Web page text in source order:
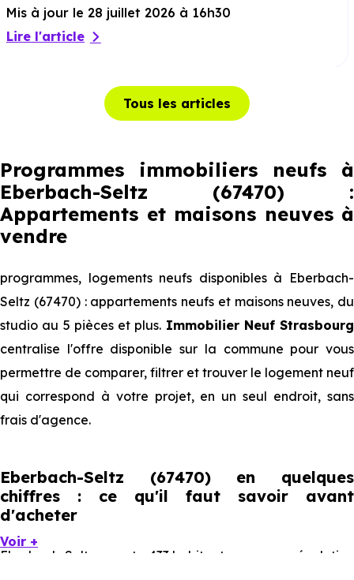
Mis à jour le 28 juillet 2026 à 16h30
Lire l'article
Tous les articles
Programmes immobiliers neufs à
Eberbach-Seltz (67470) :
Appartements et maisons neuves à
vendre
programmes, logements neufs disponibles à Eberbach-
Seltz (67470) : appartements neufs et maisons neuves, du
studio au 5 pièces et plus. Immobilier Neuf Strasbourg
centralise l'offre disponible sur la commune pour vous
permettre de comparer, filtrer et trouver le logement neuf
qui correspond à votre projet, en un seul endroit, sans
frais d'agence.
Eberbach-Seltz (67470) en quelques
chiffres : ce qu'il faut savoir avant
d'acheter
Eberbach-Seltz compte 433 habitants, avec une évolution
Voir +